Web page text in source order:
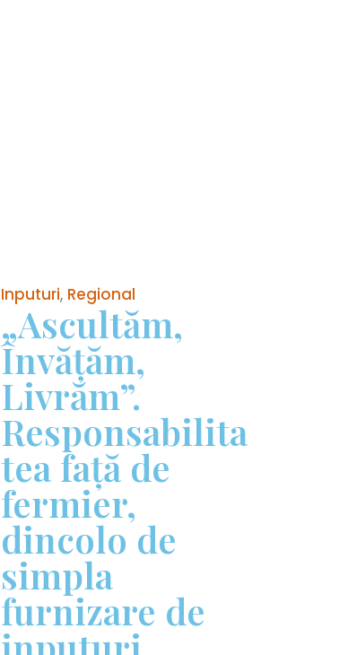
Inputuri, Regional
„Ascultăm,
Învățăm,
Livrăm”.
Responsabilita
tea față de
fermier,
dincolo de
simpla
furnizare de